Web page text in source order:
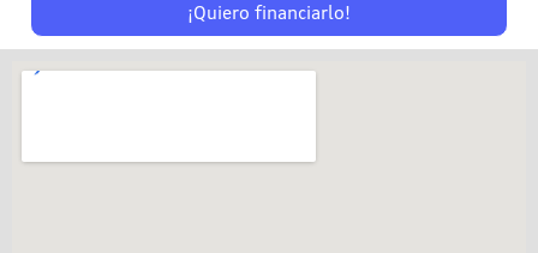
¡Quiero financiarlo!